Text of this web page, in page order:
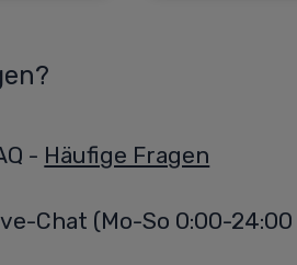
- Häufige Fragen
Chat (Mo-So 0:00-